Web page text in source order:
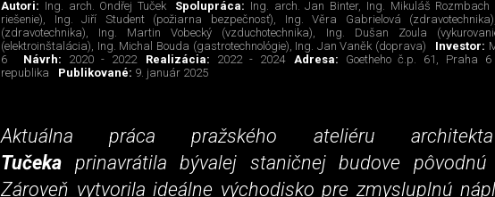
Autori: Ing. arch. Ondřej Tuček Spolupráca: Ing. arch. Jan Binter, Ing. Mikuláš Rozmbach
riešenie), Ing. Jiří Student (požiarna bezpečnosť), Ing. Věra Gabrielová
(zdravotechnika), Ing. Martin Vobecký (vzduchotechnika), Ing. Dušan Zoula
(elektroinštalácia), Ing. Michal Bouda (gastrotechnológie), Ing. Jan Vaněk (doprava)
Investor:
6
Návrh: 2020 - 2022 Realizácia: 2022 - 2024 Adresa: Goetheho č.p. 61, Praha
republika
Publikované: 9. január 2025
Aktuálna práca pražského ateliéru
Tučeka prinavrátila bývalej staničnej budove pôvodnú
Zároveň vytvorila ideálne východisko pre zmysluplnú